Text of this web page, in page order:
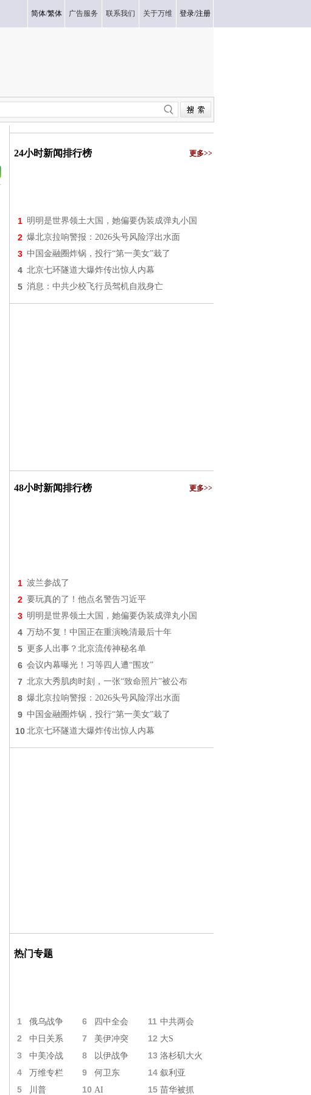
简体/繁体 广告服务 联系我们 关于万维 登录/注册
24小时新闻排行榜 更多>>
1 明明是世界领土大国，她偏要伪装成弹丸小国
2 爆北京拉响警报：2026头号风险浮出水面
3 中国金融圈炸锅，投行“第一美女”栽了
4 北京七环隧道大爆炸传出惊人内幕
5 消息：中共少校飞行员驾机自戕身亡
48小时新闻排行榜 更多>>
1 波兰参战了
2 要玩真的了！他点名警告习近平
3 明明是世界领土大国，她偏要伪装成弹丸小国
4 万劫不复！中国正在重演晚清最后十年
5 更多人出事？北京流传神秘名单
6 会议内幕曝光！习等四人遭“围攻”
7 北京大秀肌肉时刻，一张“致命照片”被公布
8 爆北京拉响警报：2026头号风险浮出水面
9 中国金融圈炸锅，投行“第一美女”栽了
10 北京七环隧道大爆炸传出惊人内幕
热门专题
1 俄乌战争 6 四中全会 11 中共两会
2 中日关系 7 美伊冲突 12 大S
3 中美冷战 8 以伊战争 13 洛杉矶大火
4 万维专栏 9 何卫东 14 叙利亚
5 川普 10 AI 15 苗华被抓